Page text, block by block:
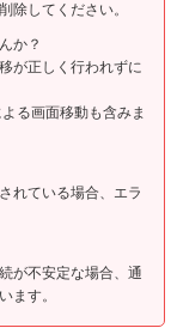
除してください。
か？
が正しく行われずに
る画面移動も含みま
れている場合、エラ
が不安定な場合、通
ます。